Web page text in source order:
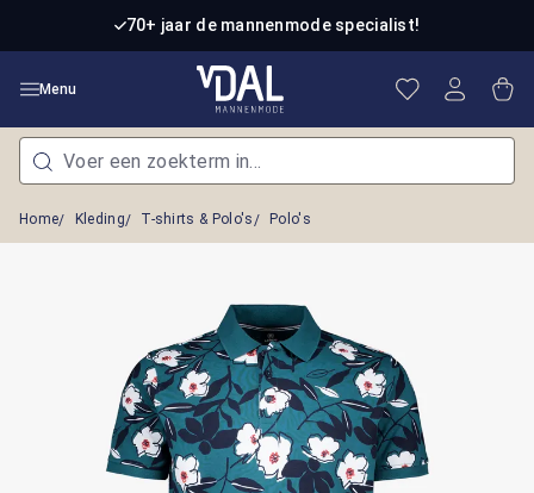
Ga naar de hoofdinhoud70+ jaar de mannenmode specialist!
Menu Je hebt 0
Home Kleding T-shirts & Polo's Polo's